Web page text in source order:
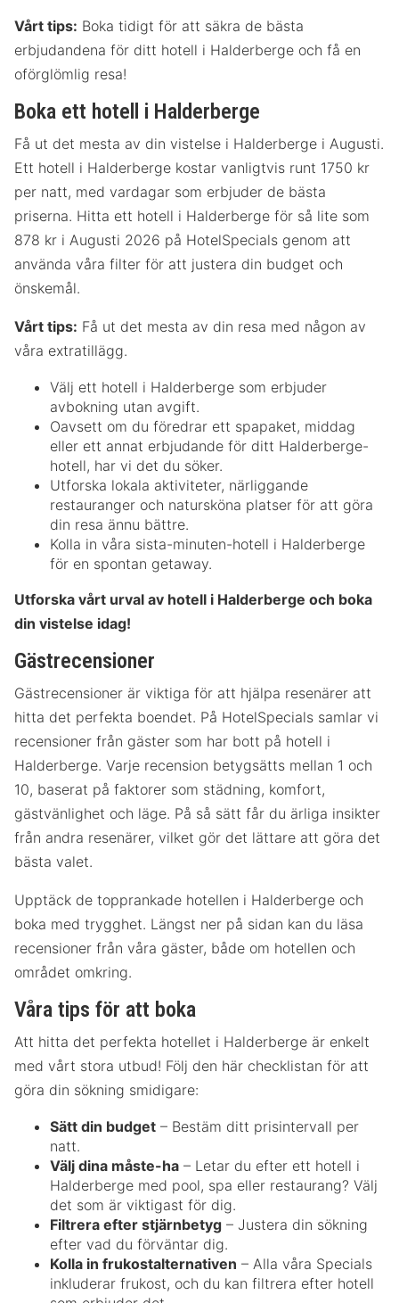
Vårt tips: Boka tidigt för att säkra de bästa
erbjudandena för ditt hotell i Halderberge och få en
oförglömlig resa!
Boka ett hotell i Halderberge
Få ut det mesta av din vistelse i Halderberge i Augusti.
Ett hotell i Halderberge kostar vanligtvis runt 1750 kr
per natt, med vardagar som erbjuder de bästa
priserna. Hitta ett hotell i Halderberge för så lite som
878 kr i Augusti 2026 på HotelSpecials genom att
använda våra filter för att justera din budget och
önskemål.
Vårt tips: Få ut det mesta av din resa med någon av
våra extratillägg.
Välj ett hotell i Halderberge som erbjuder
avbokning utan avgift.
Oavsett om du föredrar ett spapaket, middag
eller ett annat erbjudande för ditt Halderberge-
hotell, har vi det du söker.
Utforska lokala aktiviteter, närliggande
restauranger och natursköna platser för att göra
din resa ännu bättre.
Kolla in våra sista-minuten-hotell i Halderberge
för en spontan getaway.
Utforska vårt urval av hotell i Halderberge och boka
din vistelse idag!
Gästrecensioner
Gästrecensioner är viktiga för att hjälpa resenärer att
hitta det perfekta boendet. På HotelSpecials samlar vi
recensioner från gäster som har bott på hotell i
Halderberge. Varje recension betygsätts mellan 1 och
10, baserat på faktorer som städning, komfort,
gästvänlighet och läge. På så sätt får du ärliga insikter
från andra resenärer, vilket gör det lättare att göra det
bästa valet.
Upptäck de topprankade hotellen i Halderberge och
boka med trygghet. Längst ner på sidan kan du läsa
recensioner från våra gäster, både om hotellen och
området omkring.
Våra tips för att boka
Att hitta det perfekta hotellet i Halderberge är enkelt
med vårt stora utbud! Följ den här checklistan för att
göra din sökning smidigare:
Sätt din budget – Bestäm ditt prisintervall per
natt.
Välj dina måste-ha – Letar du efter ett hotell i
Halderberge med pool, spa eller restaurang? Välj
det som är viktigast för dig.
Filtrera efter stjärnbetyg – Justera din sökning
efter vad du förväntar dig.
Kolla in frukostalternativen – Alla våra Specials
inkluderar frukost, och du kan filtrera efter hotell